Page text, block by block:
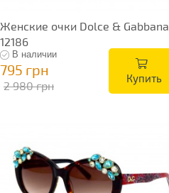
Женские очки Dolce & Gabbana
12186
В наличии
795 грн
2 980 грн
Купить